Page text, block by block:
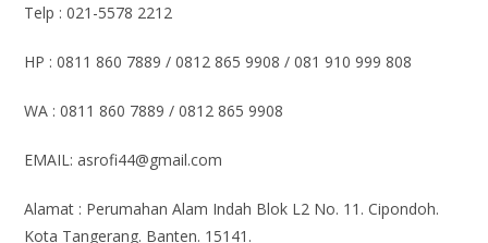
Telp : 021-5578 2212
HP : 0811 860 7889 / 0812 865 9908 / 081 910 999 808
WA : 0811 860 7889 / 0812 865 9908
EMAIL: asrofi44@gmail.com
Alamat : Perumahan Alam Indah Blok L2 No. 11. Cipondoh.
Kota Tangerang. Banten. 15141.